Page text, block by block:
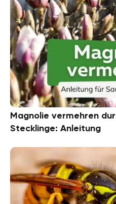
Magnolie vermehren
Stecklinge: Anleitung